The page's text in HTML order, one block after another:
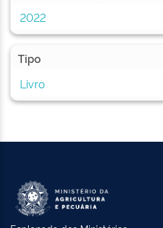
2022
Tipo
Livro